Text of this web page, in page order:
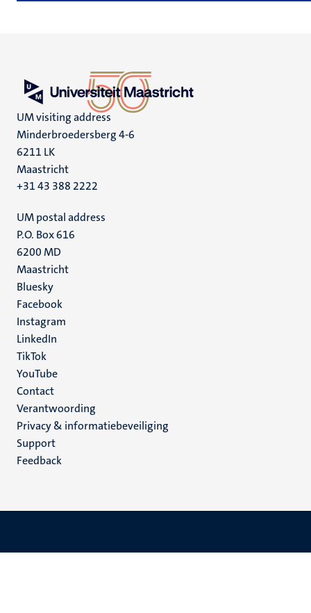
UM visiting address
Minderbroedersberg 4-6
6211 LK
Maastricht
+31 43 388 2222
UM postal address
P.O. Box 616
6200 MD
Maastricht
Social
media
Bluesky
Facebook
Instagram
LinkedIn
TikTok
YouTube
Menu
footer
(NL)
Contact
Verantwoording
Privacy & informatiebeveiliging
Support
Feedback